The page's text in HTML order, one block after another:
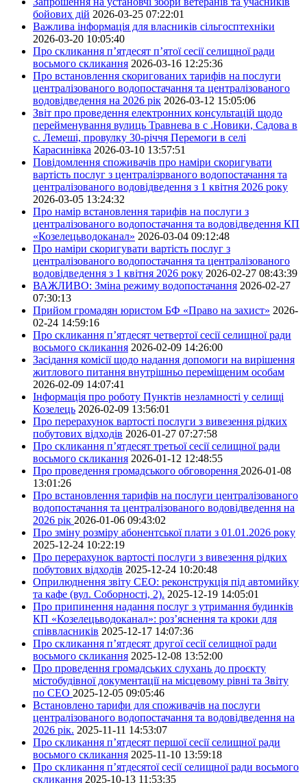
бойових дій 2026-03-25 07:22:01
Важлива інформація для власників сільгосптехніки
2026-03-20 10:05:40
Про скликання п’ятдесят п’ятої сесії селищної ради
восьмого скликання 2026-03-16 12:25:36
Про встановлення скоригованих тарифів на послуги
централізованого водопостачання та централізованого
водовідведення на 2026 рік 2026-03-12 15:05:06
Звіт про проведення електронних консультацій щодо
перейменування вулиць Травнева в с .Новики, Садова в
с. Лемеші, провулку 30-річчя Перемоги в селі
Карасинівка 2026-03-10 13:57:51
Повідомлення споживачів про наміри скоригувати
вартість послуг з централізрваного водопостачання та
централізованого водовідведення з 1 квітня 2026 року
2026-03-05 13:24:32
Про намір встановлення тарифів на послуги з
централізованого водопостачання та водовідведення КП
«Козелецьводоканал» 2026-03-04 09:12:48
Про наміри скоригувати вартість послуг з
централізованого водопостачання та централізованого
водовідведення з 1 квітня 2026 року 2026-02-27 08:43:39
ВАЖЛИВО: Зміна режиму водопостачання 2026-02-27
07:30:13
Прийом громадян юристом БФ «Право на захист» 2026-
02-24 14:59:16
Про скликання п’ятдесят четвертої сесії селищної ради
восьмого скликання 2026-02-09 14:26:00
Засідання комісії щодо надання допомоги на вирішення
житлового питання внутрішньо переміщеним особам
2026-02-09 14:07:41
Інформація про роботу Пунктів незламності у селищі
Козелець 2026-02-09 13:56:01
Про перерахунок вартості послуги з вивезення рідких
побутових відходів 2026-01-27 07:27:58
Про скликання п’ятдесят третьої сесії селищної ради
восьмого скликання 2026-01-12 12:48:55
Про проведення громадського обговорення 2026-01-08
13:01:26
Про встановлення тарифів на послуги централізованого
водопостачання та централізованого водовідведення на
2026 рік 2026-01-06 09:43:02
Про зміну розміру абонентської плати з 01.01.2026 року
2025-12-24 10:22:19
Про перерахунок вартості послуги з вивезення рідких
побутових відходів 2025-12-24 10:20:48
Оприлюднення звіту СЕО: реконструкція під автомийку
та кафе (вул. Соборності, 2). 2025-12-19 14:05:01
Про припинення надання послуг з утримання будинків
КП «Козелецьводоканал»: роз’яснення та кроки для
співвласників 2025-12-17 14:07:36
Про скликання п’ятдесят другої сесії селищної ради
восьмого скликання 2025-12-08 13:52:00
Про проведення громадських слухань до проєкту
містобудівної документації на місцевому рівні та Звіту
по СЕО 2025-12-05 09:05:46
Встановлено тарифи для споживачів на послуги
централізованого водопостачання та водовідведення на
2026 рік. 2025-11-11 14:53:07
Про скликання п’ятдесят першої сесії селищної ради
восьмого скликання 2025-11-10 13:59:18
Про скликання п’ятдесятої сесії селищної ради восьмого
скликання 2025-10-13 11:53:35